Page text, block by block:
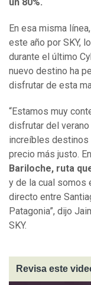
un 80%.
En esa misma
este año por SKY,
durante el último
nuevo destino ha
disfrutar de esta
“Estamos muy
disfrutar del
increíbles destinos
precio más justo.
Bariloche, ruta
y de la cual somos
directo entre
Patagonia”, dijo
SKY.
Revisa este